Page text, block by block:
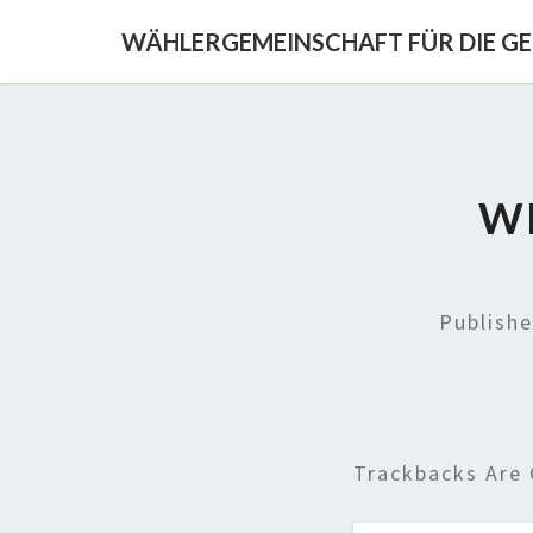
WÄHLERGEMEINSCHAFT FÜR DIE
Trackbacks Are